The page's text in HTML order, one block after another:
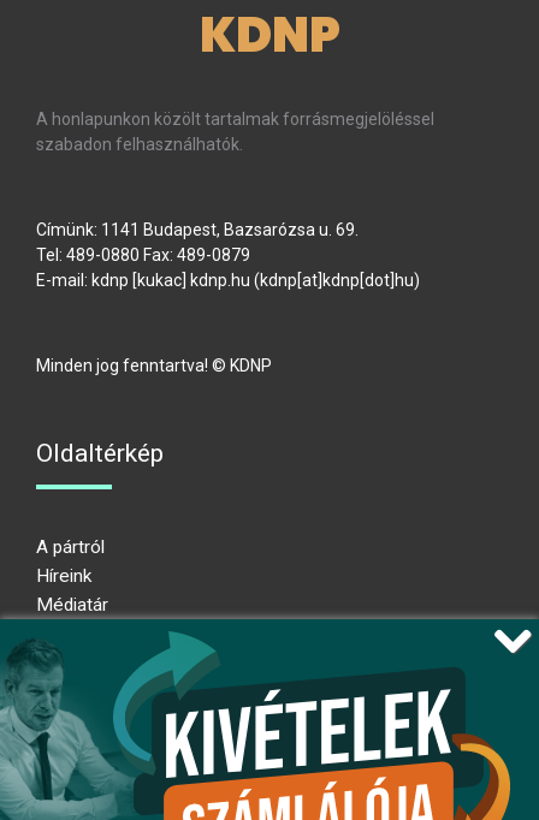
KDNP
A honlapunkon közölt tartalmak forrásmegjelöléssel
szabadon felhasználhatók.
Címünk: 1141 Budapest, Bazsarózsa u. 69.
Tel: 489-0880 Fax: 489-0879
E-mail: kdnp [kukac] kdnp.hu (kdnp[at]kdnp[dot]hu)
Minden jog fenntartva! © KDNP
Oldaltérkép
A pártról
Híreink
Médiatár
Adatkezelési nyilatkozat
Átláthatósági nyilatkozat
Ugrás az oldal tetejére
Kövessen minket!